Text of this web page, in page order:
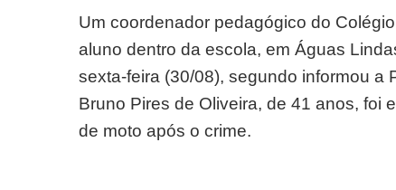
Um coordenador pedagógico do
aluno dentro da escola, em Águas
sexta-feira (30/08), segundo informou a
Bruno Pires de Oliveira, de 41 anos, foi
de moto após o crime.